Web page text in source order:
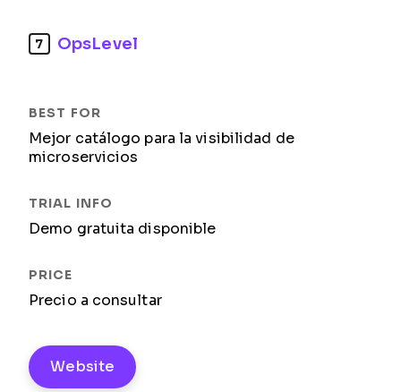
7 OpsLevel
Mejor catálogo para la visibilidad de
microservicios
Demo gratuita disponible
Precio a consultar
Website